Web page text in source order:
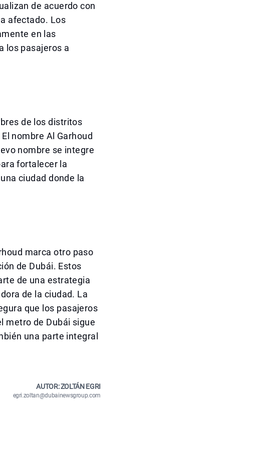
de acuerdo con
afectado. Los
en las
los pasajeros a
de los distritos
nombre Al Garhoud
nombre se integre
fortalecer la
ciudad donde la
marca otro paso
de Dubái. Estos
de una estrategia
de la ciudad. La
que los pasajeros
metro de Dubái sigue
una parte integral
AUTOR: ZOLTÁN EGRI
egri.zoltan@dubainewsgroup.com